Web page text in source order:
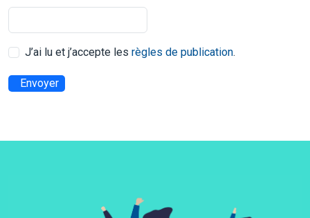
J’ai lu et j’accepte les règles de publication.
Envoyer